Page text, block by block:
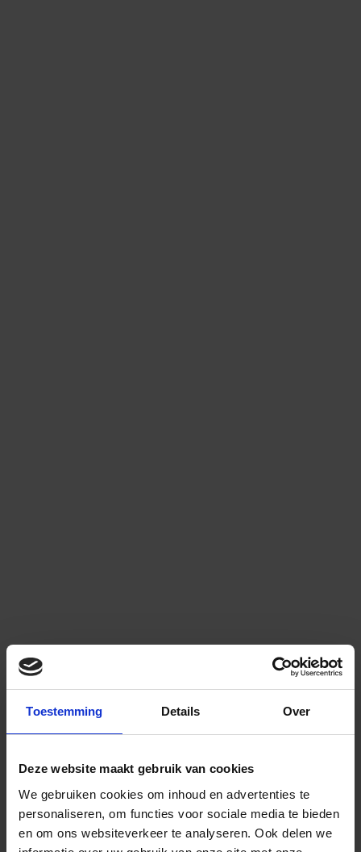
Toestemming Details Over
Deze website maakt gebruik van cookies
We gebruiken cookies om inhoud en advertenties te
personaliseren, om functies voor sociale media te bieden
en om ons websiteverkeer te analyseren. Ook delen we